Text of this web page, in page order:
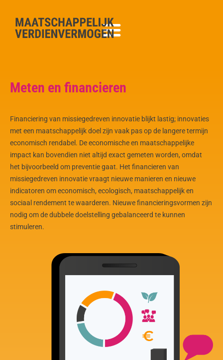
Meten en financieren
Financiering van missiegedreven innovatie blijkt lastig; innovaties
met een maatschappelijk doel zijn vaak pas op de langere termijn
economisch rendabel. De economische en maatschappelijke
impact kan bovendien niet altijd exact gemeten worden, omdat
het bijvoorbeeld om preventie gaat. Het financieren van
missiegedreven innovatie vraagt nieuwe manieren en nieuwe
indicatoren om economisch, ecologisch, maatschappelijk en
sociaal rendement te waarderen. Nieuwe financieringsvormen zijn
nodig om de dubbele doelstelling gebalanceerd te kunnen
stimuleren.